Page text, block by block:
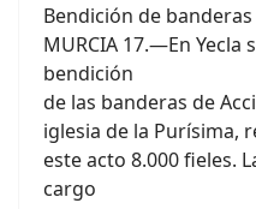
Bendición de
MURCIA 17.—En Yecla
bendición
de las banderas de
iglesia de la Purísima,
este acto 8.000 fieles.
cargo